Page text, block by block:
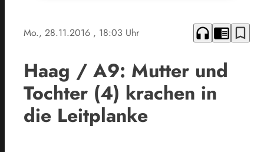
Mo., 28.11.2016 , 18:03 Uhr headphones chrome_reader_mode bookmark_border
Haag / A9: Mutter und
Tochter (4) krachen in
die Leitplanke